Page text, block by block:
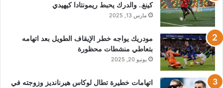
كينغ.. والدرك يحبط ريمونتادا كيهيدي
مارس 13, 2025
مودريك يواجه خطر الإيقاف الطويل بعد اتهامه
بتعاطي منشطات محظورة
يونيو 20, 2025
اتهامات خطيرة تطال لوكاس هيرنانديز وزوجته في